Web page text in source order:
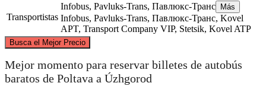
Transportistas
Infobus, Pavluks-Trans, Павлюкс-Транс Más
Infobus, Pavluks-Trans, Павлюкс-Транс, Kovel
APT, Transport Company VIP, Stetsik, Kovel ATP
Busca el Mejor Precio
©CARTO , ©OpenStreetMap contributors
Mejor momento para reservar billetes de autobús
baratos de Poltava a Úzhgorod